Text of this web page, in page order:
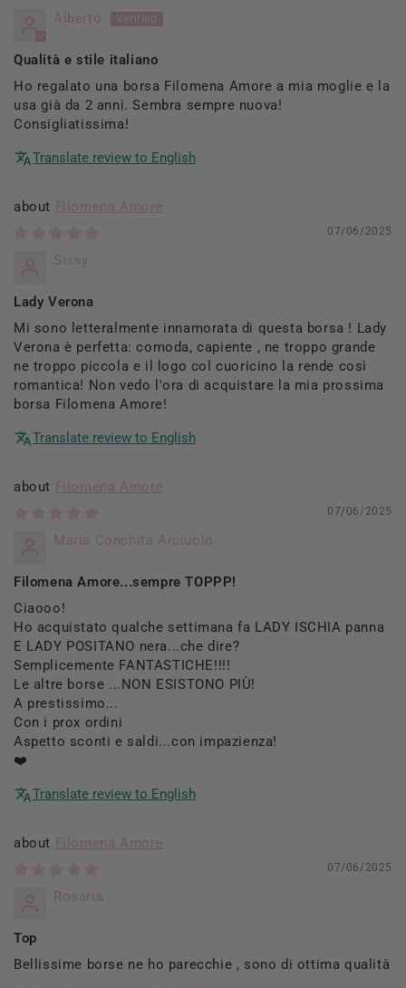
Alberto
Qualità e stile italiano
Ho regalato una borsa Filomena Amore a mia moglie e la
usa già da 2 anni. Sembra sempre nuova!
Consigliatissima!
Translate review to English
Filomena Amore
07/06/2025
Sissy
Lady Verona
Mi sono letteralmente innamorata di questa borsa ! Lady
Verona è perfetta: comoda, capiente , ne troppo grande
ne troppo piccola e il logo col cuoricino la rende così
romantica! Non vedo l'ora di acquistare la mia prossima
borsa Filomena Amore!
Translate review to English
Filomena Amore
07/06/2025
Maria Conchita Arciuolo
Filomena Amore...sempre TOPPP!
Ciaooo!
Ho acquistato qualche settimana fa LADY ISCHIA panna
E LADY POSITANO nera...che dire?
Semplicemente FANTASTICHE!!!!
Le altre borse ...NON ESISTONO PIÙ!
A prestissimo...
Con i prox ordini
Aspetto sconti e saldi...con impazienza!
❤️
Translate review to English
Filomena Amore
07/06/2025
Rosaria
Top
Bellissime borse ne ho parecchie , sono di ottima qualità